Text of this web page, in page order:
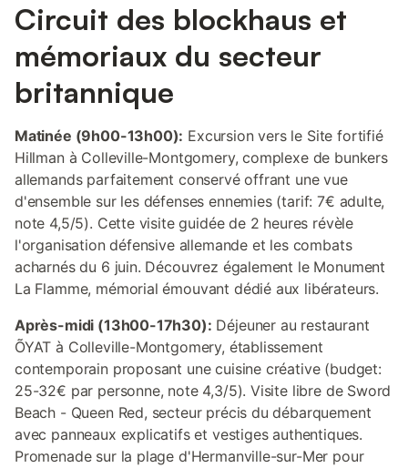
Circuit des blockhaus et
mémoriaux du secteur
britannique
Matinée (9h00-13h00): Excursion vers le Site fortifié
Hillman à Colleville-Montgomery, complexe de bunkers
allemands parfaitement conservé offrant une vue
d'ensemble sur les défenses ennemies (tarif: 7€ adulte,
note 4,5/5). Cette visite guidée de 2 heures révèle
l'organisation défensive allemande et les combats
acharnés du 6 juin. Découvrez également le Monument
La Flamme, mémorial émouvant dédié aux libérateurs.
Après-midi (13h00-17h30): Déjeuner au restaurant
ÕYAT à Colleville-Montgomery, établissement
contemporain proposant une cuisine créative (budget:
25-32€ par personne, note 4,3/5). Visite libre de Sword
Beach - Queen Red, secteur précis du débarquement
avec panneaux explicatifs et vestiges authentiques.
Promenade sur la plage d'Hermanville-sur-Mer pour